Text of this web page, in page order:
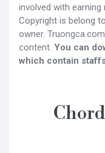
involved with earning
Copyright is belong
owner.
content. You can
which contain